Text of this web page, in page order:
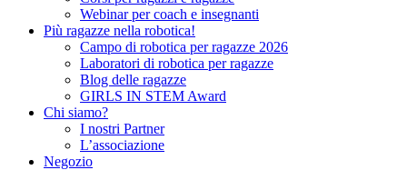
Webinar per coach e insegnanti
Più ragazze nella robotica!
Campo di robotica per ragazze 2026
Laboratori di robotica per ragazze
Blog delle ragazze
GIRLS IN STEM Award
Chi siamo?
I nostri Partner
L’associazione
Negozio